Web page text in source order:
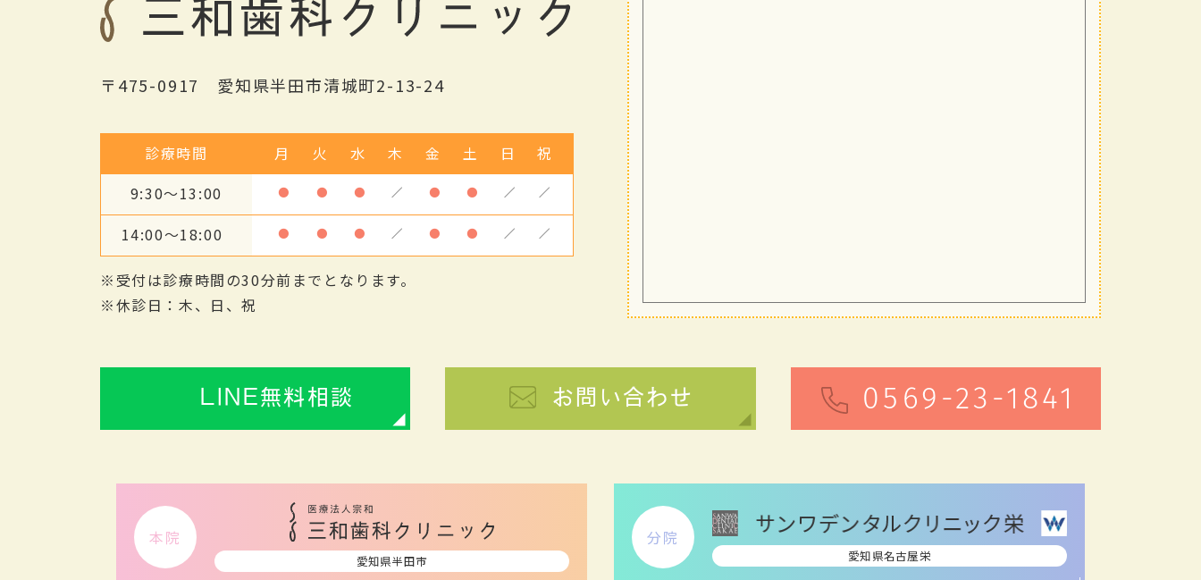
〒475-0917 愛知県半田市清城町2-13-24
診療時間 月 火 水 木 金 土 日
祝
9:30～13:00
● ● ● ／ ● ● ／ ／
14:00～18:00 ● ● ● ／ ● ● ／ ／
※受付は診療時間の30分前までとなります。
※休診日：木、日、祝
LINE無料相談 お問い合わせ 0569-23-1841
本院
愛知県半田市
分院
愛知県名古屋栄